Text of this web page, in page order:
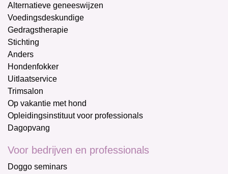
Alternatieve geneeswijzen
Voedingsdeskundige
Gedragstherapie
Stichting
Anders
Hondenfokker
Uitlaatservice
Trimsalon
Op vakantie met hond
Opleidingsinstituut voor professionals
Dagopvang
Voor bedrijven en professionals
Doggo seminars